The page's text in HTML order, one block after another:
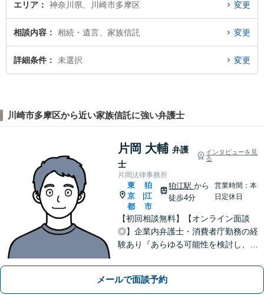
エリア 神奈川県、川崎市多摩区 変更
相談内容 相続・遺言、家族信託 変更
詳細条件 未選択 変更
川崎市多摩区から近い家族信託に強い弁護士
片岡 大輔 弁護
士
インタビューを見
る
片岡法律事務所
東
京
都
狛
江
市
狛江駅から
徒歩4分
営業時間：本
日定休日
【初回相談無料】【オンライン面談
◎】企業内弁護士・消費者庁勤務の経
験あり『あらゆる可能性を検討し、単
討いたします』セカンドオピニオン可
メールで面談予約